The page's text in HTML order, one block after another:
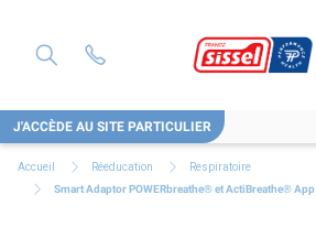
J'ACCÈDE AU SITE PARTICULIER
Accueil Réeducation
Respiratoire
Smart Adaptor POWERbreathe® et ActiBreathe® App